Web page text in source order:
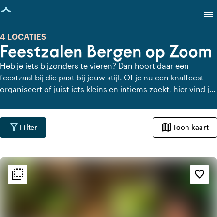
geladen
menu
Feestzalen Bergen op Zoom
4 LOCATIES
Heb je iets bijzonders te vieren? Dan hoort daar een
feestzaal bij die past bij jouw stijl. Of je nu een knalfeest
organiseert of juist iets kleins en intiems zoekt, hier vind je
wordt jouw feest niet alleen bijzonder, maar ook
onvergetelijk!
filter_alt Filter map Toon kaart
flip_to_back favorite_border
flip_to_back Sfeer en esthetiek
palette
Bohemian / Ibiza